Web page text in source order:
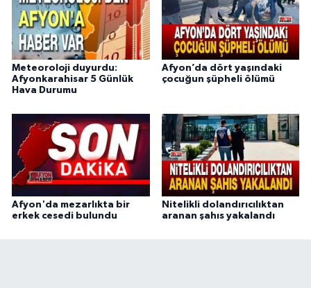
Meteoroloji duyurdu:
Afyonkarahisar 5 Günlük
Hava Durumu
Afyon’da dört yaşındaki
çocuğun şüpheli ölümü
Afyon'da mezarlıkta bir
erkek cesedi bulundu
Nitelikli dolandırıcılıktan
aranan şahıs yakalandı